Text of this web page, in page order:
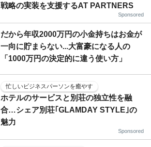
戦略の実装を支援するAT PARTNERS
Sponsored
だから年収2000万円の小金持ちはお金が
一向に貯まらない...大富豪になる人の
「1000万円の決定的に違う使い方」
忙しいビジネスパーソンを癒やす
ホテルのサービスと別荘の独立性を融
合…シェア別荘｢GLAMDAY STYLE｣の
魅力
Sponsored